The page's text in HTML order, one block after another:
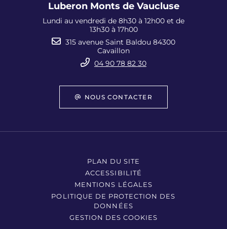
Luberon Monts de Vaucluse
Lundi au vendredi de 8h30 à 12h00 et de
13h30 à 17h00
315 avenue Saint Baldou 84300
Cavaillon
04 90 78 82 30
NOUS CONTACTER
PLAN DU SITE
ACCESSIBILITÉ
MENTIONS LÉGALES
POLITIQUE DE PROTECTION DES
DONNÉES
GESTION DES COOKIES